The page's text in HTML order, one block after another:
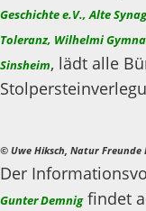
Geschichte e.V., Alte
Toleranz, Wilhelmi
Sinsheim, lädt alle
© Uwe Hiksch, Natur Freunde
Der
Gunter Demnigfindet